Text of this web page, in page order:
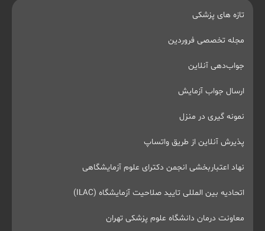
تازه های پزشکی
مجله تخصصی فروردین
جواب‌دهی آنلاین
ارسال جواب آزمایش
نمونه گیری در منزل
پذیرش آنلاین از طریق واتساپ
نهاد اعتباربخشی انجمن دکترای علوم آزمایشگاهی
اتحادیه بین المللی تایید صلاحیت آزمایشگاه (ILAC)
معاونت درمان دانشگاه علوم پزشکی تهران